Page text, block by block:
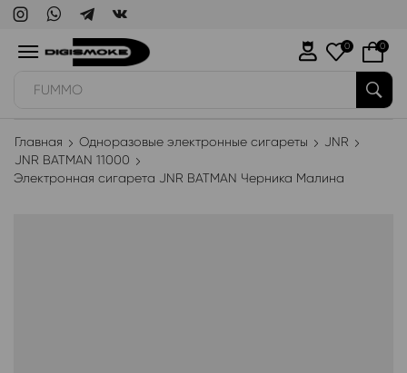
WAKA
0 0
Главная Одноразовые электронные сигареты
JNR
JNR BATMAN 11000
Электронная сигарета JNR BATMAN Черника Малина